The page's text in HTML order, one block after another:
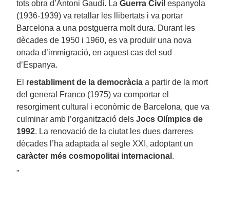
tots obra d’Antoni Gaudí. La Guerra Civil espanyola
(1936-1939) va retallar les llibertats i va portar
Barcelona a una postguerra molt dura. Durant les
dècades de 1950 i 1960, es va produir una nova
onada d’immigració, en aquest cas del sud
d’Espanya.
El restabliment de la democràcia a partir de la mort
del general Franco (1975) va comportar el
resorgiment cultural i econòmic de Barcelona, que va
culminar amb l’organització dels Jocs Olímpics de
1992. La renovació de la ciutat les dues darreres
dècades l’ha adaptada al segle XXI, adoptant un
caràcter més cosmopolitai internacional .
"